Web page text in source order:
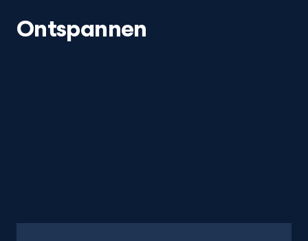
Ontspannen